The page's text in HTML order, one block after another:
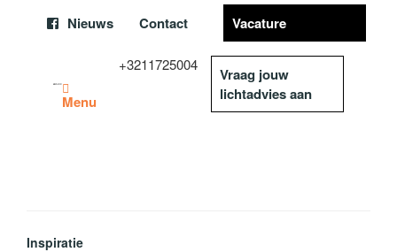
Nieuws Contact Vacature
Menu
+3211725004
Vraag jouw
lichtadvies aan
Inspiratie